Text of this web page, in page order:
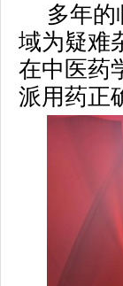
多年
域为疑难
在中医药
派用药正